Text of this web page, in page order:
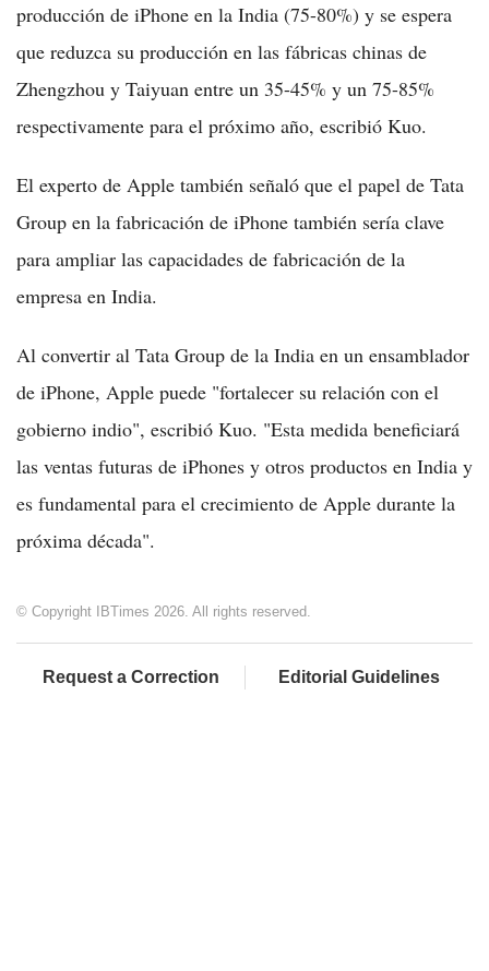
producción de iPhone en la India (75-80%) y se espera
que reduzca su producción en las fábricas chinas de
Zhengzhou y Taiyuan entre un 35-45% y un 75-85%
respectivamente para el próximo año, escribió Kuo.
El experto de Apple también señaló que el papel de Tata
Group en la fabricación de iPhone también sería clave
para ampliar las capacidades de fabricación de la
empresa en India.
Al convertir al Tata Group de la India en un ensamblador
de iPhone, Apple puede "fortalecer su relación con el
gobierno indio", escribió Kuo. "Esta medida beneficiará
las ventas futuras de iPhones y otros productos en India y
es fundamental para el crecimiento de Apple durante la
próxima década".
© Copyright IBTimes 2026. All rights reserved.
Request a Correction Editorial Guidelines